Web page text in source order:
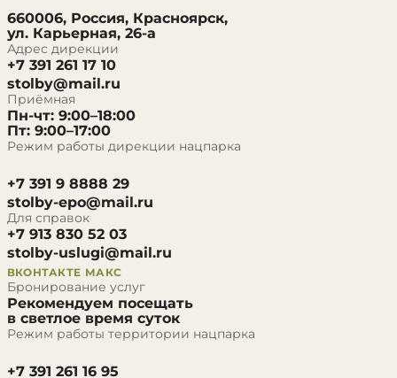
660006, Россия, Красноярск,
ул. Карьерная, 26-а
Адрес дирекции
+7 391 261 17 10
stolby@mail.ru
Приёмная
Пн-чт: 9:00–18:00
Пт: 9:00–17:00
Режим работы дирекции нацпарка
+7 391 9 8888 29
stolby-epo@mail.ru
Для справок
+7 913 830 52 03
stolby-uslugi@mail.ru
ВКОНТАКТЕ МАКС
Бронирование услуг
Рекомендуем посещать
в светлое время суток
Режим работы территории нацпарка
+7 391 261 16 95